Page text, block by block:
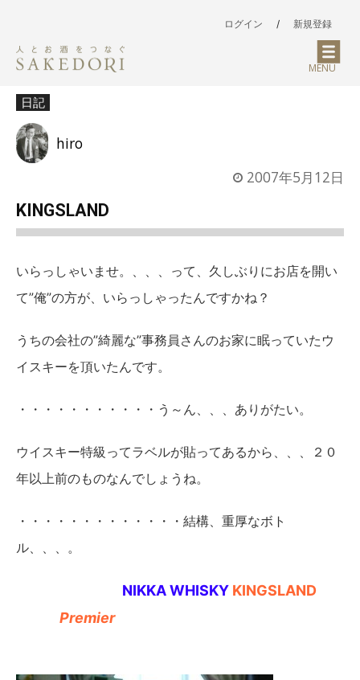
ログイン / 新規登録
MENU
日記
hiro
2007年5月12日
KINGSLAND
いらっしゃいませ。、、、って、久しぶりにお店を開い
て”俺”の方が、いらっしゃったんですかね？
うちの会社の”綺麗な”事務員さんのお家に眠っていたウ
イスキーを頂いたんです。
・・・・・・・・・・・う～ん、、、ありがたい。
ウイスキー特級ってラベルが貼ってあるから、、、２０
年以上前のものなんでしょうね。
・・・・・・・・・・・・・結構、重厚なボト
ル、、、。
NIKKA WHISKY KINGSLAND
Premier